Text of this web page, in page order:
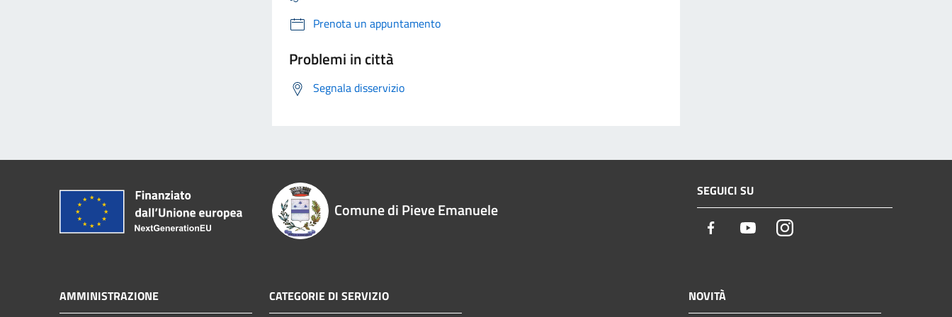
Prenota un appuntamento
Problemi in città
Segnala disservizio
Comune di Pieve Emanuele
SEGUICI SU
Facebook YoutubeInstagram
AMMINISTRAZIONE CATEGORIE DI SERVIZIO NOVITÀ